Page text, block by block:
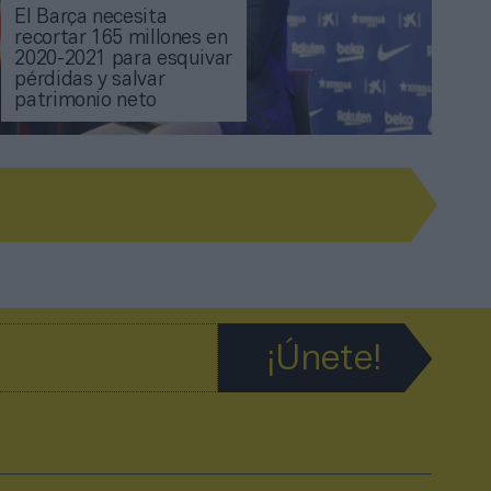
El Barça necesita
recortar 165 millones en
2020-2021 para esquivar
pérdidas y salvar
patrimonio neto